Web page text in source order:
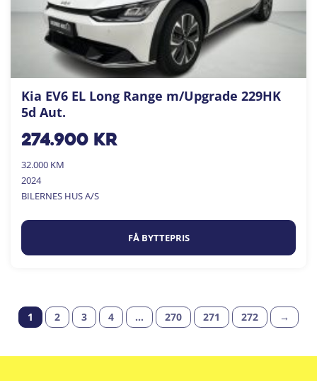
Kia EV6 EL Long Range m/Upgrade 229HK
5d Aut.
274.900kr
32.000 KM
2024
BILERNES HUS A/S
FÅ BYTTEPRIS
1 2 3 4 … 270 271 272 →